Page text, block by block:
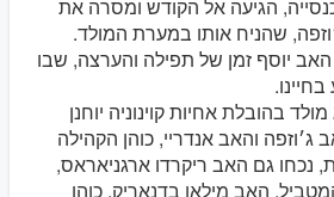
הגיעה אל הקודש ומסרה את
שהניח אותו במערת המולד.
יוסף זמן של תפילה והערצה, שבו
בהובלת אחיות קוינוניה יוחנן
והאב אנדריי, כוהן הקהילה
נכחו גם האב ריקרדו ארגניאראס,
המטביל, האב מילאן בדנאריק, כוהן